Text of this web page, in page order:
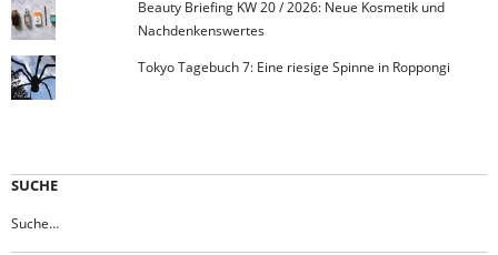
Beauty Briefing KW 20 / 2026: Neue Kosmetik und
Nachdenkenswertes
Tokyo Tagebuch 7: Eine riesige Spinne in Roppongi
SUCHE